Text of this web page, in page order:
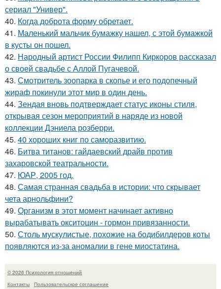
сериал "Универ".
40. Когда доброта форму обретает.
41. Маленький мальчик бумажку нашел, с этой бумажкой
в кусты он пошел.
42. Народный артист России Филипп Киркоров рассказал
о своей свадьбе с Аллой Пугачевой.
43. Смотритель зоопарка в скопье и его подопечный
жираф покинули этот мир в один день.
44. Зендая вновь подтверждает статус иконы стиля,
открывая сезон мероприятий в наряде из новой
коллекции Дэниела розберри.
45. 40 хороших книг по саморазвитию.
46. Битва титанов: гайдаевский драйв против
захаровской театральности.
47. ЮАР, 2005 год.
48. Самая странная свадьба в истории: что скрывает
чета арнольфини?
49. Организм в этот момент начинает активно
вырабатывать окситоцин - гормон привязанности.
50. Столь мускулистые, похожие на бодибилдеров коты
появляются из-за аномалии в гене миостатина.
© 2026 Психология отношений
Контакты
Пользовательское соглашение